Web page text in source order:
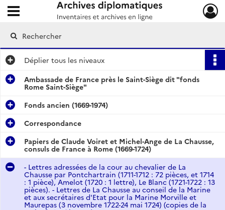
Archives diplomatiques
Ouvrir le menu déroulant
Déplier tous les niveaux
Ambassade de France près le Saint-Siège dit "fonds
Rome Saint-Siège"
Fonds ancien (1669-1974)
Correspondance
Papiers de Claude Voiret et Michel-Ange de La Chausse,
consuls de France à Rome (1669-1724)
- Lettres adressées de la cour au chevalier de La
Chausse par Pontchartrain (1711-1712 : 72 pièces, et 1714
: 1 pièce), Amelot (1720 : 1 lettre), Le Blanc (1721-1722 : 13
pièces). - Lettres de La Chausse au conseil de la Marine
et aux secrétaires d'Etat pour la Marine Morville et
Maurepas (3 novembre 1722-24 mai 1724) (copies de la